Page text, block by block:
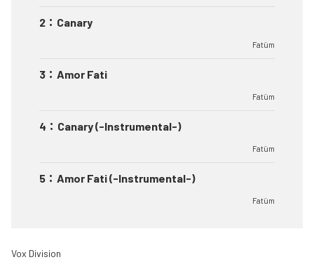
2 ： Canary
Fatüm
3 ： Amor Fati
Fatüm
4 ： Canary (-Instrumental-)
Fatüm
5 ： Amor Fati (-Instrumental-)
Fatüm
Vox Division